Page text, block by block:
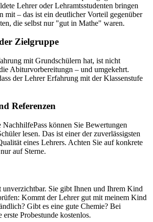
Lehrer oder Lehramtsstudenten bringen
mit – das ist ein deutlicher Vorteil gegenüber
die selbst nur "gut in Mathe" waren.
Zielgruppe
mit Grundschülern hat, ist nicht
Abiturvorbereitungn – und umgekehrt.
der Lehrer Erfahrung mit der Klassenstufe
Referenzen
können Sie Bewertungen
lesen. Das ist einer der zuverlässigsten
eines Lehrers. Achten Sie auf konkrete
auf Sterne.
unverzichtbar. Sie gibt Ihnen und Ihrem Kind
Kommt der Lehrer gut mit meinem Kind
Gibt es eine gute Chemie? Bei
Probestunde kostenlos.